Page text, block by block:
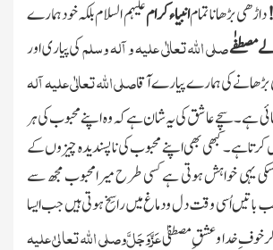
داڑھی بڑھانا تمامانبیاء کرامعلیہم السلامبلکہ خودہمارے
مصطفٰےصلی اللہ تعالٰی علیہ و آلہ وسلمکی پیاری اور
کی ہمارے پیارے آقاصلی اللہ تعالٰی علیہ آلہ
ہے۔سچے عاشق کی یہ شان ہے کہ وہ اپنے محبوب کی ہر
کر تاہے ۔ کبھی بھی ا پنے محبوب کی ناپسندیدہ چیزوں کے
یہی خواہش ہوتی ہے کسی طرح میرامحبوب مجھ سے
اُسی وقت دل ودماغ میں راسِخ ہوتی ہیں جب ایسا
ِخدا و عشقِ مصطفیٰعَزَّوَجَلَّوصلی اللہ تعا لیٰ علیہ